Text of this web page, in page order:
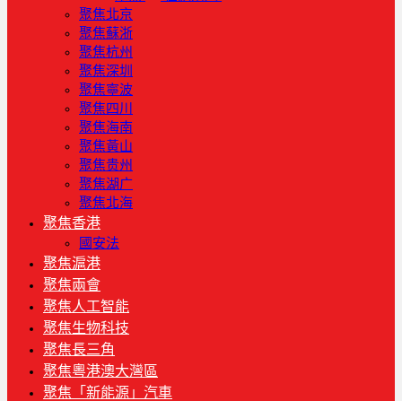
聚焦北京
聚焦蘇浙
聚焦杭州
聚焦深圳
聚焦寧波
聚焦四川
聚焦海南
聚焦黃山
聚焦贵州
聚焦湖广
聚焦北海
聚焦香港
國安法
聚焦滬港
聚焦兩會
聚焦人工智能
聚焦生物科技
聚焦長三角
聚焦粵港澳大灣區
聚焦「新能源」汽車